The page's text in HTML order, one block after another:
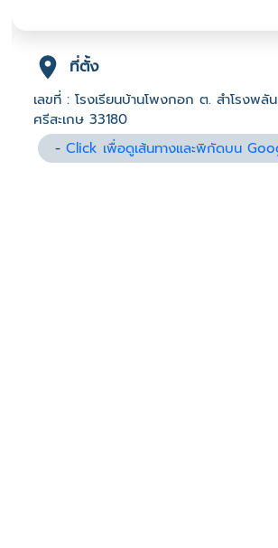
ที่ตั้ง
เลขที่ : โรงเรียนบ้านโพงกอก ต. สำโรงพ
ศรีสะเกษ 33180
-Click เพื่อดูเส้นทางและพิกัดบน